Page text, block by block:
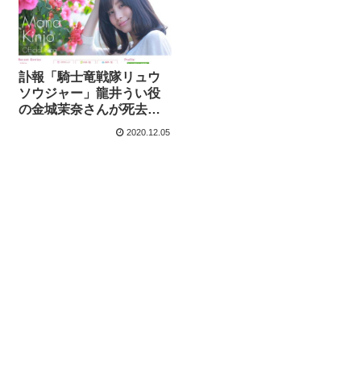
訃報「騎士竜戦隊リュウ
ソウジャー」龍井うい役
の金城茉奈さんが死去
所属事務所がツイッター
2020.12.05